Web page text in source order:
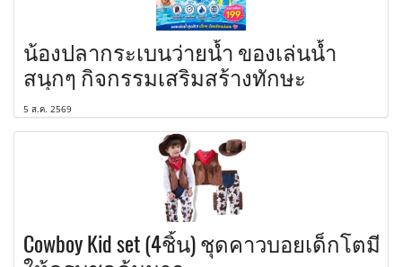
น้องปลากระเบนว่ายน้ำ ของเล่นน้ำ
สนุกๆ กิจกรรมเสริมสร้างทักษะ
5 ส.ค. 2569
Cowboy Kid set (4ชิ้น) ชุดคาวบอยเด็กโตมี